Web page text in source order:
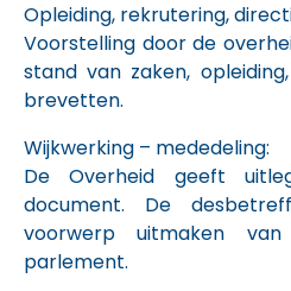
Opleiding, rekrutering,
Voorstelling door de
stand van zaken,
brevetten.
Wijkwerking – mededeling:
De Overheid geeft
document. De
voorwerp uitmaken
parlement.